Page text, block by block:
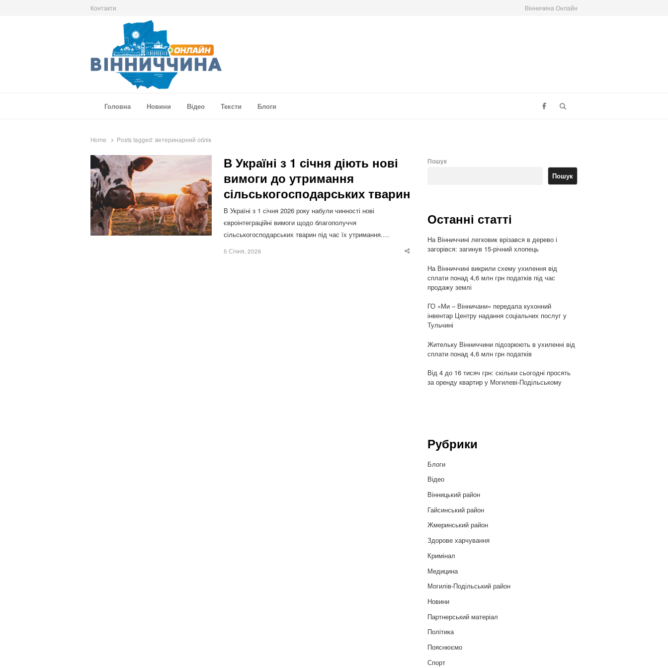
Контакти Вінничина Онлайн
Головна
Новини Відео Тексти Блоги
Home Posts tagged: ветеринарний облік
В Україні з 1 січня діють нові
вимоги до утримання
сільськогосподарських тварин
В Україні з 1 січня 2026 року набули чинності нові
євроінтеграційні вимоги щодо благополуччя
сільськогосподарських тварин під час їх утримання.…
5 Січня, 2026
Share
Пошук
Пошук
Останні статті
На Вінниччині легковик врізався в дерево і
загорівся: загинув 15-річний хлопець
На Вінниччині викрили схему ухилення від
сплати понад 4,6 млн грн податків під час
продажу землі
ГО «Ми – Вінничани» передала кухонний
інвентар Центру надання соціальних послуг у
Тульчині
Жительку Вінниччини підозрюють в ухиленні від
сплати понад 4,6 млн грн податків
Від 4 до 16 тисяч грн: скільки сьогодні просять
за оренду квартир у Могилеві-Подільському
Рубрики
Блоги
Відео
Вінницький район
Гайсинський район
Жмеринський район
Здорове харчування
Кримінал
Медицина
Могилів-Подільський район
Новини
Партнерський матеріал
Політика
Пояснюємо
Спорт